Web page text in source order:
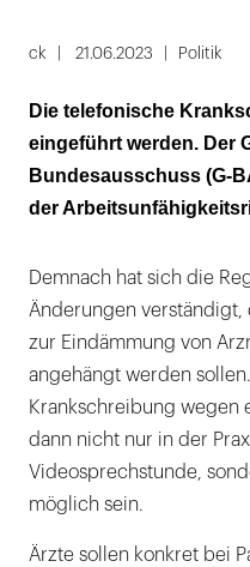
ck 21.06.2023 Politik
Die telefonische
eingeführt werden. Der
Bundesausschuss (G-
der
Demnach hat sich die
Änderungen verständigt,
zur Eindämmung von
angehängt werden
Krankschreibung wegen
dann nicht nur in der
Videosprechstunde,
möglich sein.
Ärzte sollen konkret bei